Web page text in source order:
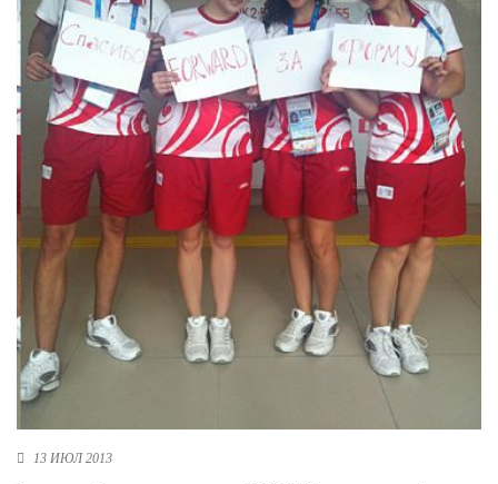
Нижегородская область (1)
Новосибирская область (3)
Омская область (5)
Республика Башкортостан (3)
Республика Татарстан (2)
Ростовская область (2)
Самарская область (1)
Санкт-Петербург и ЛО (3)
Саратовская область (1)
Свердловская область (5)
Северная Осетия (2)
Смоленская область (1)
Ставропольский край (5)
Тюменская область (3)
13 ИЮЛ 2013